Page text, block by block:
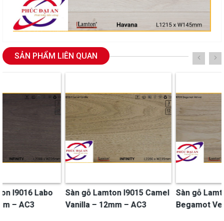
SẢN PHẨM LIÊN QUAN
Sàn gỗ Lamton I9015 Camel
Vanilla – 12mm – AC3
Sàn gỗ Lamton I9013
Begamot Vetiver – 12mm –